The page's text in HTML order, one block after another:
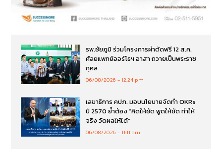
รพ.ชัยภูมิ ร่วมโครงการผ่าตัดฟรี 12 ส.ค.
ศัลยแพทย์ออร์โธฯ อาสา ถวายเป็นพระราช
กุศล
06/08/2026 12:24 pm
เลขาธิการ คปภ. มอบนโยบายจัดทำ OKRs
ปี 2570 ย้ำต้อง “คิดให้ชัด พูดให้ชัด ทำให้
จริง วัดผลให้ได้”
06/08/2026 11:11 am